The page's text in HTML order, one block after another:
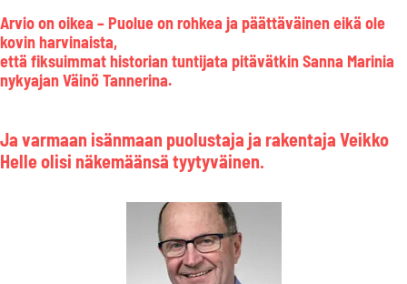
Arvio on oikea – Puolue on rohkea ja päättäväinen eikä ole
kovin harvinaista,
että fiksuimmat historian tuntijata pitävätkin Sanna Marinia
nykyajan Väinö Tannerina.
Ja varmaan isänmaan puolustaja ja rakentaja Veikko
Helle olisi näkemäänsä tyytyväinen.